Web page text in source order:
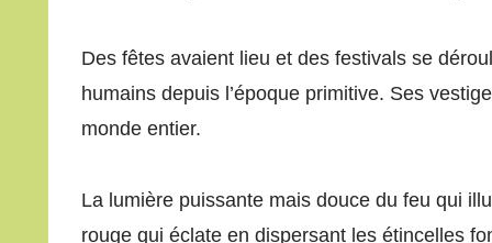
Des fêtes avaient lieu et des festivals se
humains depuis l’époque primitive. Ses
monde entier.
La lumière puissante mais douce du feu qui
rouge qui éclate en dispersant les étincelles